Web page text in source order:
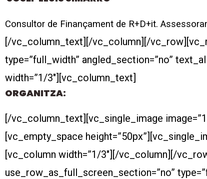
Consultor de Finançament de R+D+it.
[/vc_column_text][/vc_column][/
type=”full_width” angled_section=”no”
width=”1/3″][vc_column_text]
ORGANITZA:
[/vc_column_text][vc_single_image
[vc_empty_space
[vc_column width=”1/3″][/vc_column][/
use_row_as_full_screen_section=”no”